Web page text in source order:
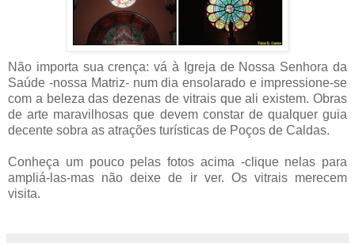
Não importa sua crença: vá à Igreja de Nossa Senhora da
Saúde -nossa Matriz- num dia ensolarado e impressione-se
com a beleza das dezenas de vitrais que ali existem. Obras
de arte maravilhosas que devem constar de qualquer guia
decente sobra as atrações turísticas de Poços de Caldas.
Conheça um pouco pelas fotos acima -clique nelas para
ampliá-las-mas não deixe de ir ver. Os vitrais merecem
visita.